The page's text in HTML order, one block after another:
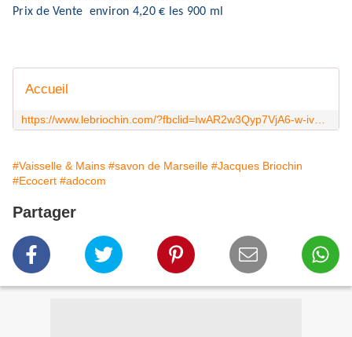
Prix de Vente environ 4,20 € les 900 ml
Accueil
#Vaisselle & Mains #savon de Marseille #Jacques Briochin
#Ecocert #adocom
Partager